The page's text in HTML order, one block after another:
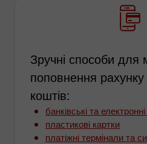
Зручні способи для
поповнення
коштів:
банківські та
пластикові картки
платіжні термінали та